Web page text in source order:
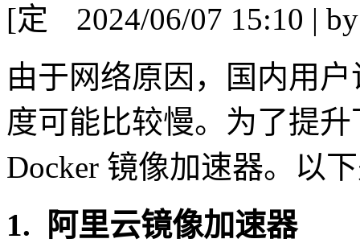
[
2024/06/07 15:10 |
由于网络原因，国内用
度可能比较慢。为了提
Docker 镜像加速器。以
1. 阿里云镜像加速器